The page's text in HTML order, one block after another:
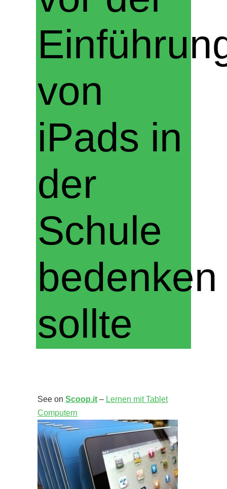
von
iPads in
der
Schule
bedenken
sollte
See on Scoop.it – Lernen mit Tablet
Computern